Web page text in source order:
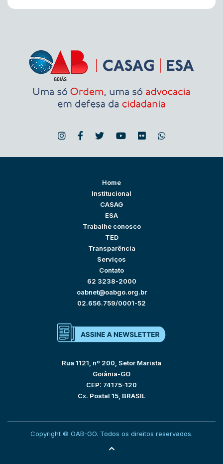
Home
Institucional
CASAG
ESA
Trabalhe conosco
TED
Transparência
Serviços
Contato
62 3238-2000
oabnet@oabgo.org.br
02.656.759/0001-52
Rua 1121, nº 200, Setor Marista
Goiânia-GO
CEP: 74175-120
Cx. Postal 15, BRASIL
Copyright © OAB-GO. Todos os direitos reservados.